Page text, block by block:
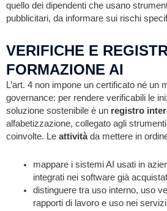
quello dei dipendenti che usano
pubblicitari, da informare sui rischi
VERIFICHE E
FORMAZIONE AI
L’art. 4 non impone un certificato né un
governance: per rendere verificabili le
soluzione sostenibile è un registro
alfabetizzazione, collegato agli
coinvolte. Le attivitàda mettere in
mappare i sistemi AI usati in
integrati nei software già
distinguere tra uso interno, uso
rapporti di lavoro e uso nei